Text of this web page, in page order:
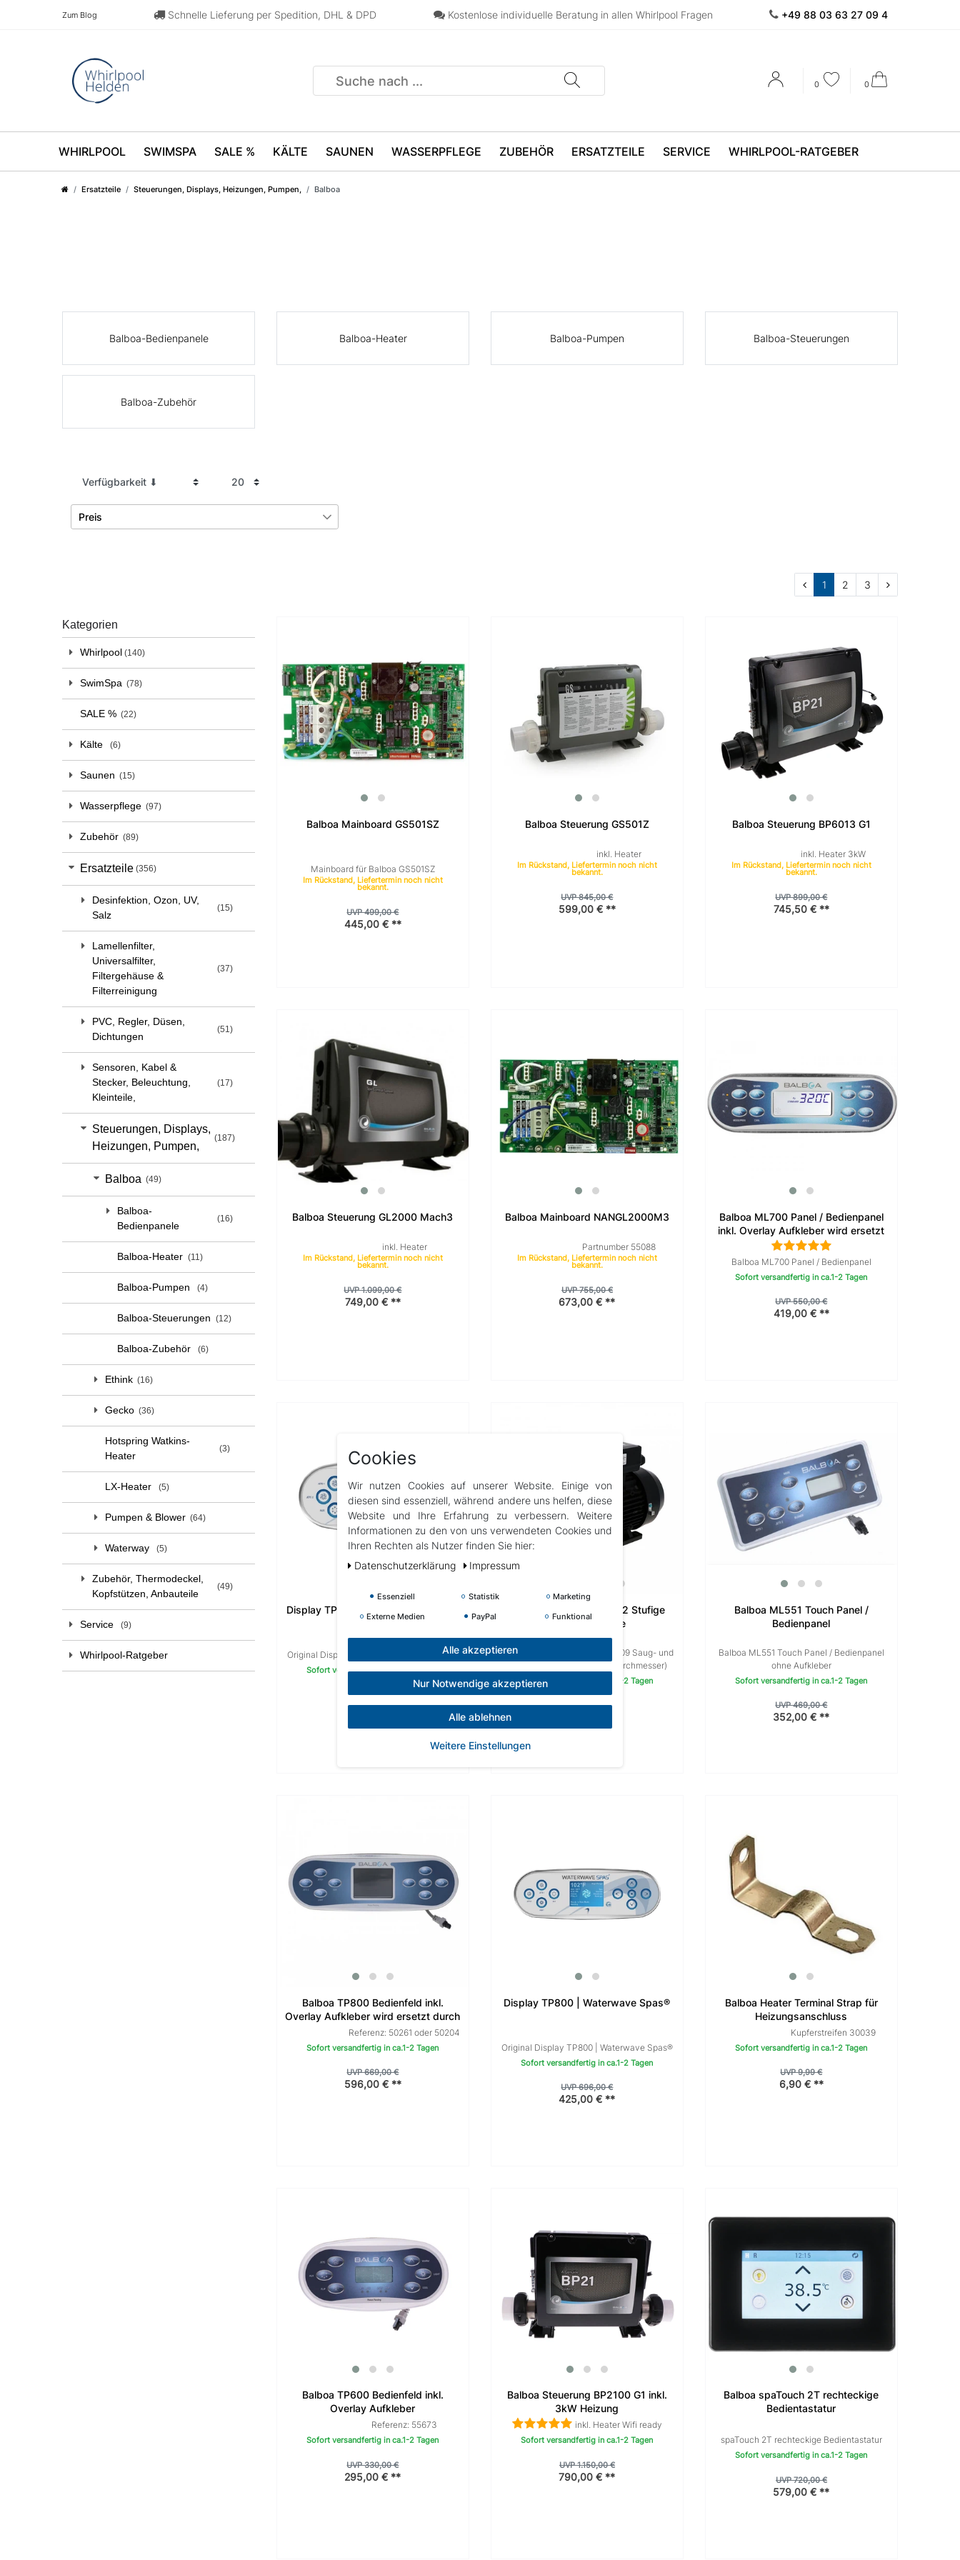
Zum Blog Schnelle Lieferung per Spedition, DHL & DPD Kostenlose individuelle Beratung in allen Whirlpool Fragen +49 88 03 63 27 09 4
0 0
WHIRLPOOL SWIMSPA SALE % KÄLTE SAUNEN WASSERPFLEGE ZUBEHÖR ERSATZTEILE SERVICE WHIRLPOOL-RATGEBER
Ersatzteile Steuerungen, Displays, Heizungen, Pumpen, Balboa
Balboa-Bedienpanele Balboa-Heater Balboa-Pumpen Balboa-Steuerungen
Balboa-Zubehör
Preis
1 2 3
Kategorien
Whirlpool 140
SwimSpa 78
SALE % 22
Kälte 6
Saunen 15
Wasserpflege 97
Zubehör 89
Ersatzteile 356
Desinfektion, Ozon, UV,
Salz
15
Lamellenfilter,
Universalfilter,
Filtergehäuse &
Filterreinigung
37
PVC, Regler, Düsen,
Dichtungen
51
Sensoren, Kabel &
Stecker, Beleuchtung,
Kleinteile,
17
Steuerungen, Displays,
Heizungen, Pumpen,
187
Balboa 49
Balboa-
Bedienpanele
16
Balboa-Heater 11
Balboa-Pumpen 4
Balboa-Steuerungen 12
Balboa-Zubehör 6
Ethink 16
Gecko 36
Hotspring Watkins-
Heater
3
LX-Heater 5
Pumpen & Blower 64
Waterway 5
Zubehör, Thermodeckel,
Kopfstützen, Anbauteile
49
Service 9
Whirlpool-Ratgeber
Balboa Mainboard GS501SZ
Mainboard für Balboa GS501SZ
Im Rückstand, Liefertermin noch nicht
bekannt.
UVP 499,00 €
445,00 € **
Balboa Steuerung GS501Z
inkl. Heater
Im Rückstand, Liefertermin noch nicht
bekannt.
UVP 845,00 €
599,00 € **
Balboa Steuerung BP6013 G1
inkl. Heater 3kW
Im Rückstand, Liefertermin noch nicht
bekannt.
UVP 899,00 €
745,50 € **
Balboa Steuerung GL2000 Mach3
inkl. Heater
Im Rückstand, Liefertermin noch nicht
bekannt.
UVP 1.099,00 €
749,00 € **
Balboa Mainboard NANGL2000M3
Partnumber 55088
Im Rückstand, Liefertermin noch nicht
bekannt.
UVP 755,00 €
673,00 € **
Balboa ML700 Panel / Bedienpanel
inkl. Overlay Aufkleber wird ersetzt
durch ML900
Balboa ML700 Panel / Bedienpanel
Sofort versandfertig in ca.1-2 Tagen
UVP 550,00 €
419,00 € **
Display TP600 | Waterwave Spas® |
Gold Serie
Original Display TP600 | Waterwave Spas®
Sofort versandfertig in ca.1-2 Tagen
UVP 394,00 €
304,00 € **
Balboa Durajet 2HP 1 o. 2 Stufige
Massagepumpe
Referenz: 1025002 oder 1025009 Saug- und
Druckseite: ø78 mm Außendurchmesser)
Sofort versandfertig in ca.1-2 Tagen
UVP 902,00 €
Balboa ML551 Touch Panel /
Bedienpanel
Balboa ML551 Touch Panel / Bedienpanel
ohne Aufkleber
Sofort versandfertig in ca.1-2 Tagen
UVP 469,00 €
352,00 € **
Balboa TP800 Bedienfeld inkl.
Overlay Aufkleber wird ersetzt durch
TP700
Referenz: 50261 oder 50204
Sofort versandfertig in ca.1-2 Tagen
UVP 669,00 €
596,00 € **
Display TP800 | Waterwave Spas®
Original Display TP800 | Waterwave Spas®
Sofort versandfertig in ca.1-2 Tagen
UVP 696,00 €
425,00 € **
Balboa Heater Terminal Strap für
Heizungsanschluss
Kupferstreifen 30039
Sofort versandfertig in ca.1-2 Tagen
UVP 9,99 €
6,90 € **
Balboa TP600 Bedienfeld inkl.
Overlay Aufkleber
Referenz: 55673
Sofort versandfertig in ca.1-2 Tagen
UVP 330,00 €
295,00 € **
Balboa Steuerung BP2100 G1 inkl.
3kW Heizung
inkl. Heater Wifi ready
Sofort versandfertig in ca.1-2 Tagen
UVP 1.150,00 €
790,00 € **
Balboa spaTouch 2T rechteckige
Bedientastatur
spaTouch 2T rechteckige Bedientastatur
Sofort versandfertig in ca.1-2 Tagen
UVP 720,00 €
579,00 € **
Cookies
Wir nutzen Cookies auf unserer Website. Einige von
diesen sind essenziell, während andere uns helfen, diese
Website und Ihre Erfahrung zu verbessern. Weitere
Informationen zu den von uns verwendeten Cookies und
Ihren Rechten als Nutzer finden Sie hier:
Daten­schutz­erklärung
Impressum
Essenziell Statistik
Marketing
Externe Medien
PayPal Funktional
Alle akzeptieren
Nur Notwendige akzeptieren
Alle ablehnen
Weitere Einstellungen